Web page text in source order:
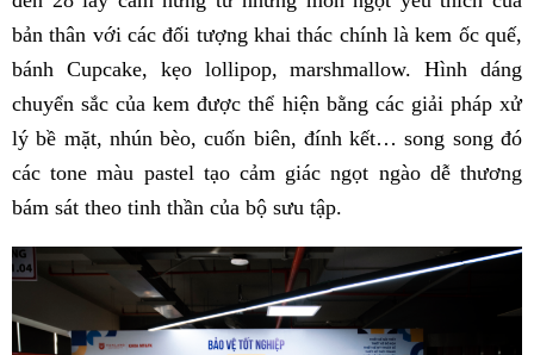
bản thân với các đối tượng khai thác chính là kem ốc quế,
bánh Cupcake, kẹo lollipop, marshmallow. Hình dáng
chuyển sắc của kem được thể hiện bằng các giải pháp xử
lý bề mặt, nhún bèo, cuốn biên, đính kết… song song đó
các tone màu pastel tạo cảm giác ngọt ngào dễ thương
bám sát theo tinh thần của bộ sưu tập.